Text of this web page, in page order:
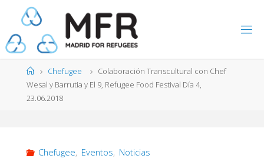
contenido
Página
de
Inicio
Chefugee
Colaboración Transcultural con Chef
Wesal y Barrutia y El 9, Refugee Food Festival Día 4,
23.06.2018
Chefugee, Eventos, Noticias